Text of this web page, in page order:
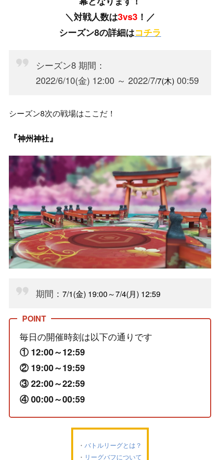
＼対戦人数は3vs3 ！／
シーズン8の詳細はコチラ
シーズン8 期間：
2022/6/10(金) 12:00 ～ 2022/7/7(木) 00:59
シーズン8次の戦場はここだ！
『神州神社』
期間： 7/1(金) 19:00～7/4(月) 12:59
毎日の開催時刻は以下の通りです
① 12:00～12:59
② 19:00～19:59
③ 22:00～22:59
④ 00:00～00:59
バトルリーグとは？
リーグバフについて